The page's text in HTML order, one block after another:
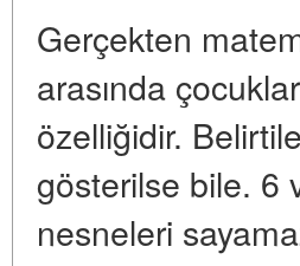
Gerçekten
arasında
özelliğidir.
gösterilse bile. 6
nesneleri